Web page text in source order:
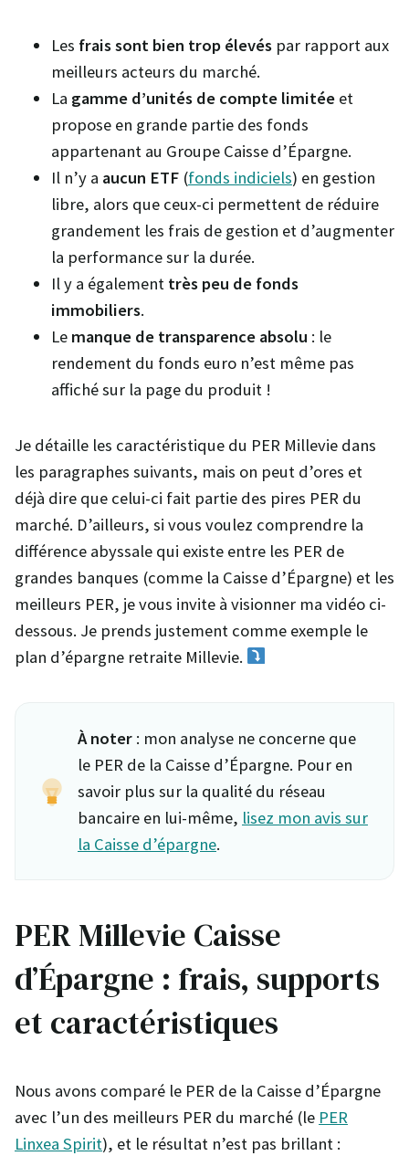
Les frais sont bien trop élevés par rapport aux
meilleurs acteurs du marché.
La gamme d’unités de compte limitée et
propose en grande partie des fonds
appartenant au Groupe Caisse d’Épargne.
Il n’y a aucun ETF (fonds indiciels) en gestion
libre, alors que ceux-ci permettent de réduire
grandement les frais de gestion et d’augmenter
la performance sur la durée.
Il y a également très peu de fonds
immobiliers.
Le manque de transparence absolu : le
rendement du fonds euro n’est même pas
affiché sur la page du produit !
Je détaille les caractéristique du PER Millevie dans
les paragraphes suivants, mais on peut d’ores et
déjà dire que celui-ci fait partie des pires PER du
marché. D’ailleurs, si vous voulez comprendre la
différence abyssale qui existe entre les PER de
grandes banques (comme la Caisse d’Épargne) et les
meilleurs PER, je vous invite à visionner ma vidéo ci-
dessous. Je prends justement comme exemple le
plan d’épargne retraite Millevie.
À noter : mon analyse ne concerne que
le PER de la Caisse d’Épargne. Pour en
savoir plus sur la qualité du réseau
bancaire en lui-même, lisez mon avis sur
la Caisse d’épargne.
PER Millevie Caisse
d’Épargne : frais, supports
et caractéristiques
Nous avons comparé le PER de la Caisse d’Épargne
avec l’un des meilleurs PER du marché (le PER
Linxea Spirit), et le résultat n’est pas brillant :